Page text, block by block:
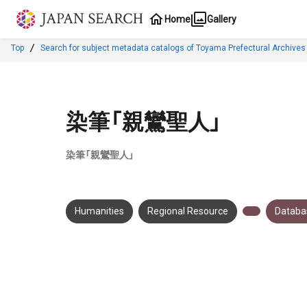
Jump to main content
Home Gallery
Top Search for subject metadata catalogs of Toyama Prefectural Archives
染筆「親鸞聖人」
染筆「親鸞聖人」
Humanities Regional Resource